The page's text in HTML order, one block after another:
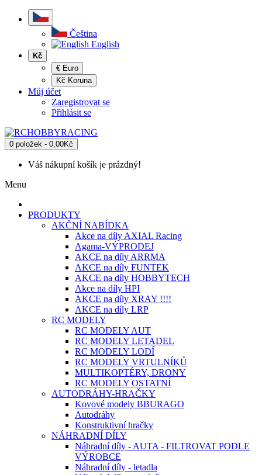
Čeština
English
Kč
€ Euro
Kč Koruna
Můj účet
Zaregistrovat se
Přihlásit se
0 položek - 0,00Kč
Váš nákupní košík je prázdný!
Menu
PRODUKTY
AKČNÍ NABÍDKA
Akce na díly AXIAL Racing
Agama-VÝPRODEJ
AKCE na díly ARRMA
AKCE na díly FUNTEK
AKCE na díly HOBBYTECH
Akce na díly HPI
AKCE na díly XRAY !!!!
AKCE na díly LRP
RC MODELY
RC MODELY AUT
RC MODELY LETADEL
RC MODELY LODÍ
RC MODELY VRTULNÍKŮ
MULTIKOPTÉRY, DRONY
RC MODELY OSTATNÍ
AUTODRÁHY-HRAČKY
Kovové modely BBURAGO
Autodráhy
Konstruktivní hračky
NÁHRADNÍ DÍLY
Náhradní díly - AUTA - FILTROVAT PODLE
VÝROBCE
Náhradní díly - letadla